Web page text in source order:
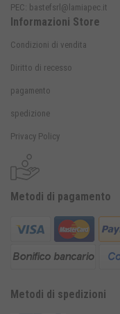
PEC: bastefsrl@lamiapec.it
Metodi di pagamento
Metodi di spedizioni
Informazioni Store
Condizioni di vendita
Diritto di recesso
pagamento
spedizione
Privacy Policy